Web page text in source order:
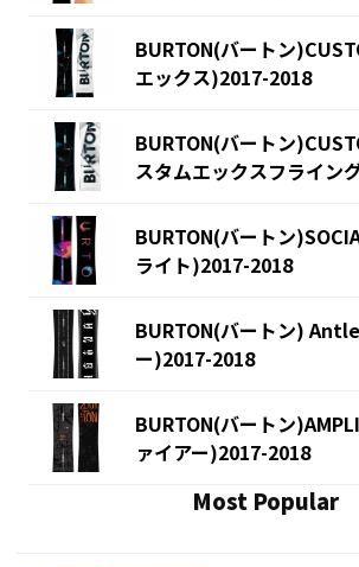
BURTON(バートン
エックス)2017-2018
BURTON(バートン
スタムエックスフライン
BURTON(バートン
ライト)2017-2018
BURTON(バートン)
ー)2017-2018
BURTON(バートン
ァイアー)2017-2018
Most Popular